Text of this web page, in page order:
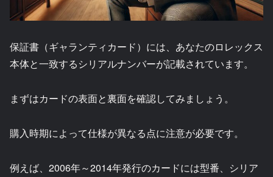
保証書（ギャランティカード）には、あなたのロレックス
本体と一致するシリアルナンバーが記載されています。
まずはカードの表面と裏面を確認してみましょう。
購入時期によって仕様が異なる点に注意が必要です。
例えば、2006年～2014年発行のカードには型番、シリア